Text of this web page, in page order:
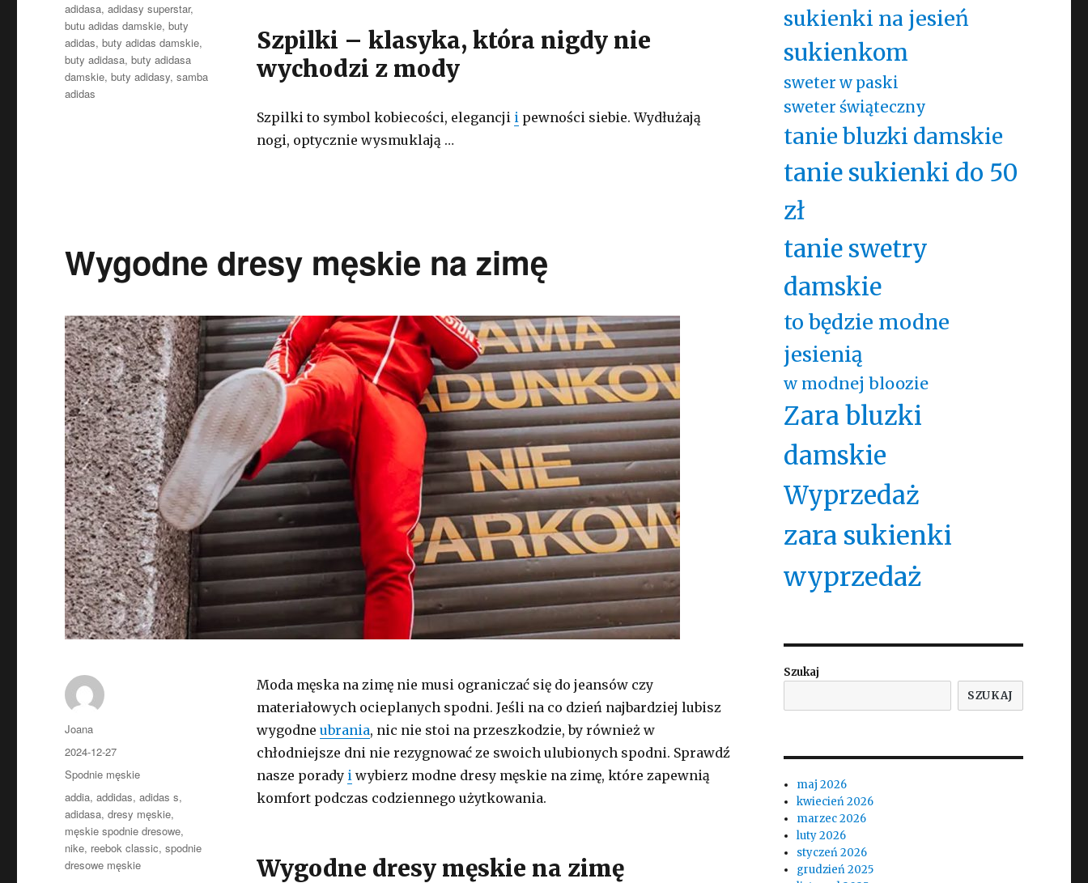
Szpilki – klasyka, która nigdy nie
wychodzi z mody
Szpilki to symbol kobiecości, elegancji ipewności siebie. Wydłużają
nogi, optycznie wysmuklają …
adidasa,adidasy superstar,
butu adidas damskie,buty
adidas,buty adidas damskie,
buty adidasa,buty adidasa
damskie,buty adidasy,samba
adidas
Wygodne dresy męskie na zimę
Moda męska na zimę nie musi ograniczać się do jeansów czy
materiałowych ocieplanych spodni. Jeśli na co dzień najbardziej lubisz
wygodne ubrania, nic nie stoi na przeszkodzie, by również w
chłodniejsze dni nie rezygnować ze swoich ulubionych spodni. Sprawdź
nasze porady iwybierz modne dresy męskie na zimę, które zapewnią
komfort podczas codziennego użytkowania.
Wygodne dresy męskie na zimę
Autor
Joana
Opublikowano
2024-12-27
Kategorie
Spodnie męskie
Tagi
addia,addidas,adidas s,
adidasa,dresy męskie,
męskie spodnie dresowe,
nike, reebok classic,spodnie
dresowe męskie
sukienki na jesień
sukienkom
sweter w paski
sweter świąteczny
tanie bluzki damskie
tanie sukienki do 50
zł
tanie swetry
damskie
to będzie modne
jesienią
w modnej bloozie
Zara bluzki
damskie
Wyprzedaż
zara sukienki
wyprzedaż
Szukaj
SZUKAJ
maj 2026
kwiecień 2026
marzec 2026
luty 2026
styczeń 2026
grudzień 2025